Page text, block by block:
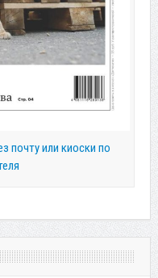
почту или киоски по